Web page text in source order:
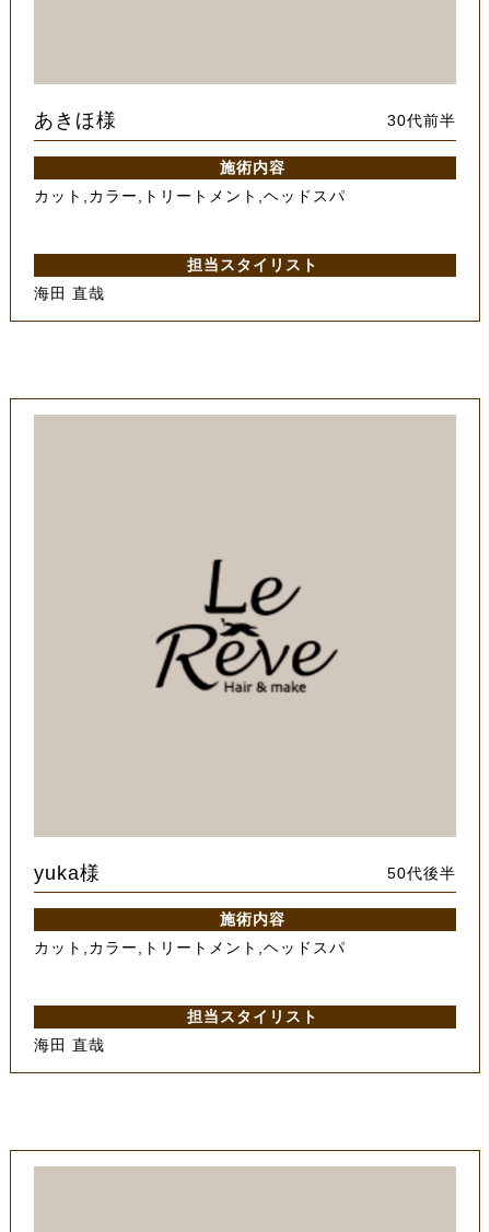
あきほ様 30代前半
施術内容
カット,カラー,トリートメント,ヘッドスパ
担当スタイリスト
海田 直哉
yuka様 50代後半
施術内容
カット,カラー,トリートメント,ヘッドスパ
担当スタイリスト
海田 直哉